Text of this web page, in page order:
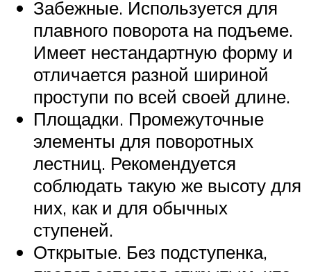
Забежные. Используется для
плавного поворота на подъеме.
Имеет нестандартную форму и
отличается разной шириной
проступи по всей своей длине.
Площадки. Промежуточные
элементы для поворотных
лестниц. Рекомендуется
соблюдать такую же высоту для
них, как и для обычных
ступеней.
Открытые. Без подступенка,